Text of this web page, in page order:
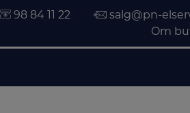
98 84 11 22
salg@pn-
Om